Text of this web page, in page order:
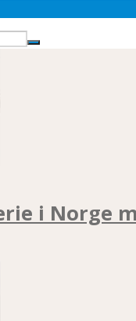
i Norge